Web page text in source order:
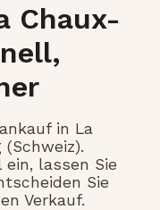
Chaux-
in La
ein, lassen Sie
Sie
Verkauf.